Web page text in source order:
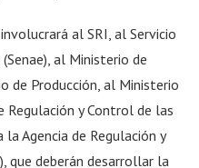
al SRI, al Servicio
al Ministerio de
de Producción, al Ministerio
Regulación y Control de las
Agencia de Regulación y
que deberán desarrollar la